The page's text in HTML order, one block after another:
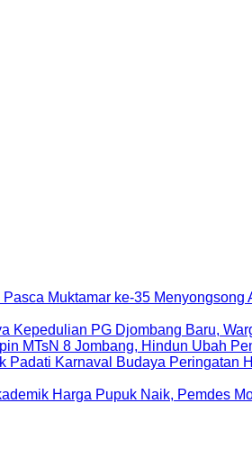
Menyongsong
Kepedulian PG Djombang Baru,
MTsN 8 Jombang, Hindun Ubah
Peringatan
Harga Pupuk Naik, Pemdes